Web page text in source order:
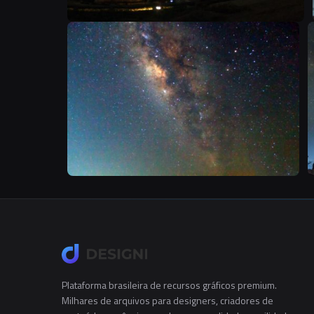
Plataforma brasileira de recursos gráficos premium.
Milhares de arquivos para designers, criadores de